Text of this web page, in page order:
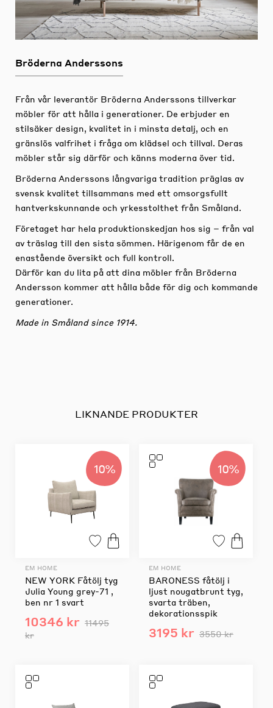
Bröderna Anderssons
Från vår leverantör Bröderna Anderssons tillverkar
möbler för att hålla i generationer. De erbjuder en
stilsäker design, kvalitet in i minsta detalj, och en
gränslös valfrihet i fråga om klädsel och tillval. Deras
möbler står sig därför och känns moderna över tid.
Bröderna Anderssons långvariga tradition präglas av
svensk kvalitet tillsammans med ett omsorgsfullt
hantverkskunnande och yrkesstolthet från Småland.
Företaget har hela produktionskedjan hos sig – från val
av träslag till den sista sömmen. Härigenom får de en
enastående översikt och full kontroll.
Därför kan du lita på att dina möbler från Bröderna
Andersson kommer att hålla både för dig och kommande
generationer.
Made in Småland since 1914.
LIKNANDE PRODUKTER
10%
EM HOME
NEW YORK Fåtölj tyg
Julia Young grey-71 ,
ben nr 1 svart
10346 kr 11495
kr
10%
EM HOME
BARONESS fåtölj i
ljust nougatbrunt tyg,
svarta träben,
dekorationsspik
3195 kr 3550 kr